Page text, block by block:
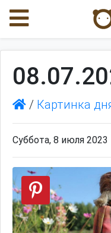
/ Картинка
Суббота, 8 июля 2023